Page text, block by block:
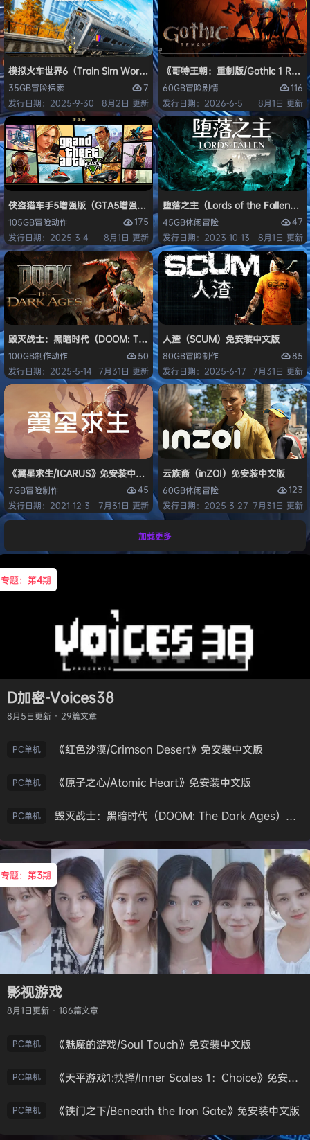
模拟火车世界6（Train Sim World 6）免安装中文版
35GB冒险探索
7
发行日期：2025-9-30
8月2日 更新
《哥特王朝：重制版/Gothic 1
60GB冒险剧情
116
发行日期：2026-6-5
8月1日 更新
侠盗猎车手5增强版（GTA5增强版（Grand Theft Auto V Enhanced）免
105GB冒险动作
175
发行日期：2025-3-4
8月1日 更新
堕落之主（Lords of the Fallen）免
45GB休闲冒险
47
发行日期：2023-10-13
8月1日 更新
毁灭战士：黑暗时代（DOOM: The Dark Ages）免安装中文版
100GB制作动作
50
发行日期：2025-5-14
7月31日 更新
人渣（SCUM）免安装中文版
80GB冒险制作
85
发行日期：2025-6-17
7月31日 更新
《翼星求生/ICARUS》免安装中文版
7GB冒险制作
45
发行日期：2021-12-3
7月31日 更新
云族裔（inZOI）免安装中文版
60GB休闲冒险
123
发行日期：2025-3-27 7月31日 更新
加载更多
专题：第4期
D加密-Voices38
8月5日更新 · 29篇文章
PC单机 《红色沙漠/Crimson Desert》免安装中文版
PC单机 《原子之心/Atomic Heart》免安装中文版
PC单机 毁灭战士：黑暗时代（DOOM: The Dark Ages）免安装中文版
专题：第3期
影视游戏
8月1日更新 · 186篇文章
PC单机 《魅魔的游戏/Soul Touch》免安装中文版
PC单机 《天平游戏1:抉择/Inner Scales 1：Choice》免安装中文版
PC单机 《铁门之下/Beneath the Iron Gate》免安装中文版